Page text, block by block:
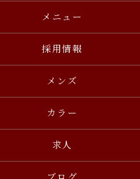
メニュー
採用情報
メンズ
カラー
求人
ブログ